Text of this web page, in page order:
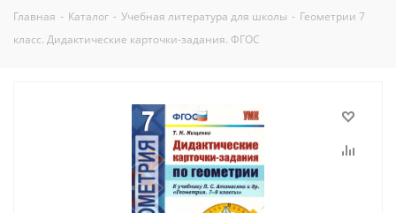
Главная - Каталог - Учебная литература для школы - Геометрии 7
класс. Дидактические карточки-задания. ФГОС